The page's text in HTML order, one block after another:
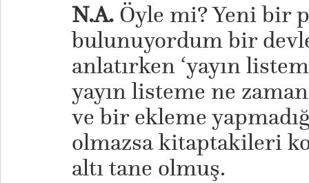
N.A.Öyle mi? Yeni bir
bulunuyordum bir
anlatırken ‘yayın
yayın listeme ne
ve bir ekleme
olmazsa kitaptakileri
altı tane olmuş.